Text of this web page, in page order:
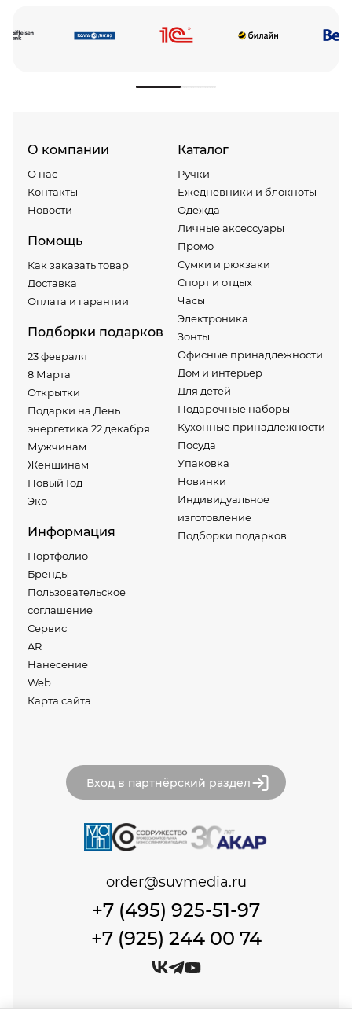
О компании
О нас
Контакты
Новости
Помощь
Как заказать товар
Доставка
Оплата и гарантии
Подборки подарков
23 февраля
8 Марта
Открытки
Подарки на День
энергетика 22 декабря
Мужчинам
Женщинам
Новый Год
Эко
Информация
Портфолио
Бренды
Пользовательское
соглашение
Сервис
AR
Нанесение
Web
Карта сайта
Каталог
Ручки
Ежедневники и блокноты
Одежда
Личные аксессуары
Промо
Сумки и рюкзаки
Спорт и отдых
Часы
Электроника
Зонты
Офисные принадлежности
Дом и интерьер
Для детей
Подарочные наборы
Кухонные принадлежности
Посуда
Упаковка
Новинки
Индивидуальное
изготовление
Подборки подарков
Вход в партнёрский раздел
+7 (495) 925-51-97
+7 (925) 244 00 74
order@suvmedia.ru